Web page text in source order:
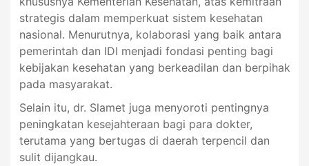
strategis dalam memperkuat sistem kesehatan
nasional. Menurutnya, kolaborasi yang baik antara
pemerintah dan IDI menjadi fondasi penting bagi
kebijakan kesehatan yang berkeadilan dan berpihak
pada masyarakat.
Selain itu, dr. Slamet juga menyoroti pentingnya
peningkatan kesejahteraan bagi para dokter,
terutama yang bertugas di daerah terpencil dan
sulit dijangkau.